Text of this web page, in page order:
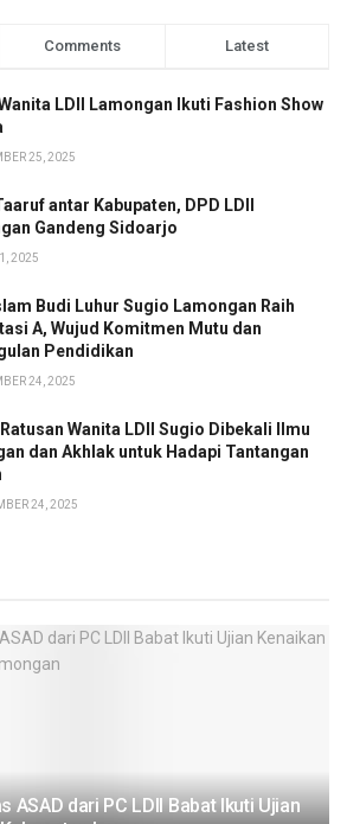
Comments Latest
LDII Lamongan Ikuti Fashion Show
25, 2025
antar Kabupaten, DPD LDII
Gandeng Sidoarjo
2025
Budi Luhur Sugio Lamongan Raih
A, Wujud Komitmen Mutu dan
Pendidikan
24, 2025
Wanita LDII Sugio Dibekali Ilmu
dan Akhlak untuk Hadapi Tantangan
24, 2025
ASAD dari PC LDII Babat Ikuti Ujian